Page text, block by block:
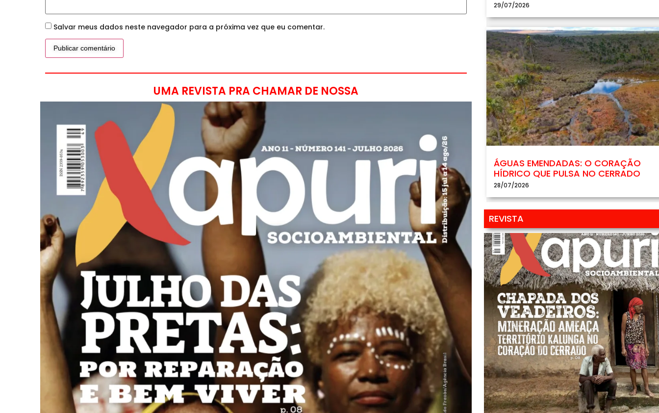
Salvar meus dados neste navegador para a próxima vez que eu comentar.
UMA REVISTA PRA CHAMAR DE NOSSA
29/07/2026
ÁGUAS EMENDADAS: O CORAÇÃO
HÍDRICO QUE PULSA NO CERRADO
28/07/2026
REVISTA